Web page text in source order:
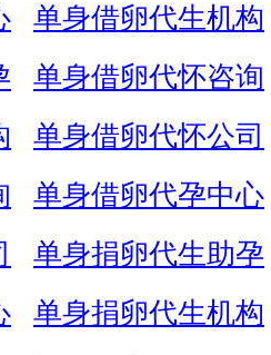
单身借卵代生机构
单身借卵代怀咨询
单身借卵代怀公司
单身借卵代孕中心
单身捐卵代生助孕
单身捐卵代生机构